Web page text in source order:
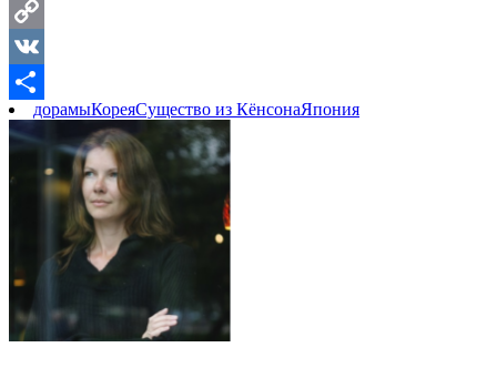
Telegram
Copy
Link
VK
Отправить
дорамыКореяСущество из КёнсонаЯпония